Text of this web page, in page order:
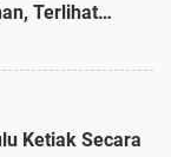
Terlihat
Ketiak Secara